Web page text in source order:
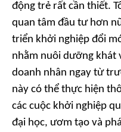
động trẻ rất cần thiết.
quan tâm đầu tư hơn
triển khởi nghiệp đổi
nhằm nuôi dưỡng khát
doanh nhân ngay từ
này có thể thực hiện
các cuộc khởi nghiệp
đại học, ươm tạo và